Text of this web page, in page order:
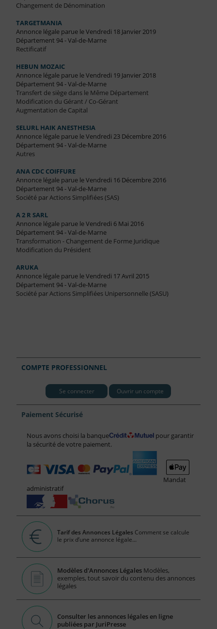
Changement de Dénomination
TARGETMANIA
Annonce légale parue le Vendredi 18 Janvier 2019
Département 94 - Val-de-Marne
Rectificatif
HEBUN MOZAIC
Annonce légale parue le Vendredi 19 Janvier 2018
Département 94 - Val-de-Marne
Transfert de siège dans le Même Département
Modification du Gérant / Co-Gérant
Augmentation de Capital
SELURL HAIK ANESTHESIA
Annonce légale parue le Vendredi 23 Décembre 2016
Département 94 - Val-de-Marne
Autres
ANA CDC COIFFURE
Annonce légale parue le Vendredi 16 Décembre 2016
Département 94 - Val-de-Marne
Société par Actions Simplifiées (SAS)
A 2 R SARL
Annonce légale parue le Vendredi 6 Mai 2016
Département 94 - Val-de-Marne
Transformation - Changement de Forme Juridique
Modification du Président
ARUKA
Annonce légale parue le Vendredi 17 Avril 2015
Département 94 - Val-de-Marne
Société par Actions Simplifiées Unipersonnelle (SASU)
COMPTE PROFESSIONNEL
Se connecter Ouvrir un compte
Paiement Sécurisé
Nous avons choisi la banque
pour garantir
la sécurité de votre paiement.
Mandat
administratif
Tarif des Annonces Légales Comment se calcule
le prix d’une annonce légale...
Modèles d'Annonces Légales Modèles,
exemples, tout savoir du contenu des annonces
légales
Consulter les annonces légales en ligne
publiées par JuriPresse